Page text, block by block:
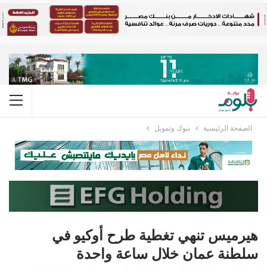
الصفحة الرئيسية بنوك وتمويل
هيرميس تنهي تغطية طرح أوكيو في
سلطنة عمان خلال ساعة واحدة